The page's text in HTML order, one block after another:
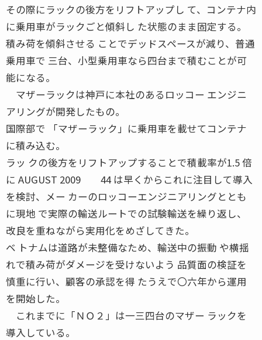
その際にラックの後方をリフトアップし て、コンテナ内
に乗用車がラックごと傾斜し た状態のまま固定する。
積み荷を傾斜させる ことでデッドスペースが減り、普通
乗用車で 三台、小型乗用車なら四台まで積むことが可
能になる。
マザーラックは神戸に本社のあるロッコー エンジニ
アリングが開発したもの。
国際部で 「マザーラック」に乗用車を載せてコンテナ
に積み込む。
ラッ クの後方をリフトアップすることで積載率が1.5 倍
に AUGUST 2009 44 は早くからこれに注目して導入
を検討、メー カーのロッコーエンジニアリングととも
に現地 で実際の輸送ルートでの試験輸送を繰り返し、
改良を重ねながら実用化をめざしてきた。
ベ トナムは道路が未整備なため、輸送中の振動 や横揺
れで積み荷がダメージを受けないよう 品質面の検証を
慎重に行い、顧客の承認を得 たうえで〇六年から運用
を開始した。
これまでに「ＮＯ２」は一三四台のマザー ラックを
導入している。